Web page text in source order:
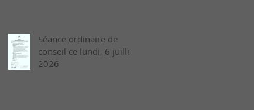
Séance ordinaire de
conseil ce lundi, 6 juillet
2026